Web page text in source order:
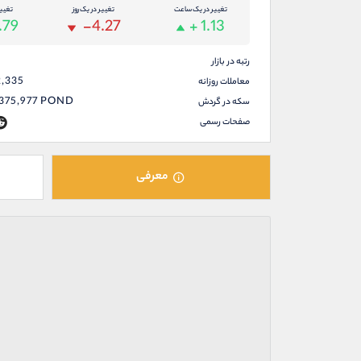
تغییر در یک ساعت
+ 1.13
تغییر در یک روز
-4.27
رتبه در بازار
معاملات روزانه
سکه در گردش POND
صفحات رسمی
معرفی